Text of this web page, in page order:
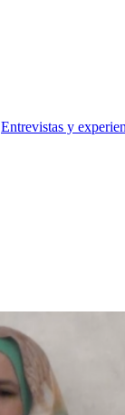
Entrevistas y